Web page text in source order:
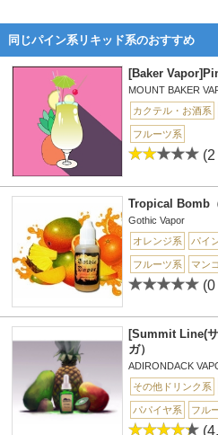
同じパイン系リキッド系のおすすめ
[Baker
MOUNT BAKER
カクテル・お酒系
フルーツ系
Tropical Bomb
Gothic Vapor
オレンジ系
パイ
フルーツ系 マン
[Summit Line(
ガ）
ADIRONDACK
その他ドリンク系
パパイヤ系 フル